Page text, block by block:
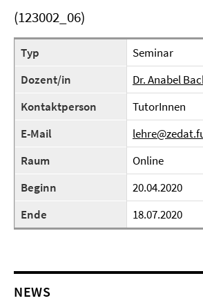
(123002_06)
Typ
Seminar
Dozent/in
Dr. Anabel
Kontaktperson
TutorInnen
E-Mail
Raum
Online
Beginn
20.04.2020
Ende
18.07.2020
NEWS